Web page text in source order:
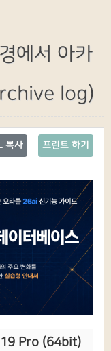
에서 아카
log)
프린트 하기
복사
Pro (64bit)